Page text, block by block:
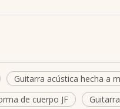
Guitarra acústica hecha a
de cuerpo JF